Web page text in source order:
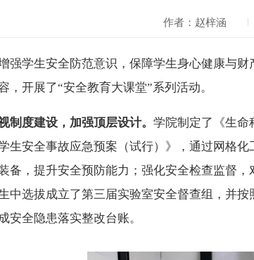
作者：赵梓涵
强学生安全防范意识，保障学生身心健康与财
，开展了“安全教育大课堂”系列活动。
制度建设，加强顶层设计。学院制定了《生命
生安全事故应急预案（试行）》，通过网格化
备，提升安全预防能力 ；强化安全检查监督，
中选拔成立了第三届实验室安全督查组，并
安全隐患落实整改台账。